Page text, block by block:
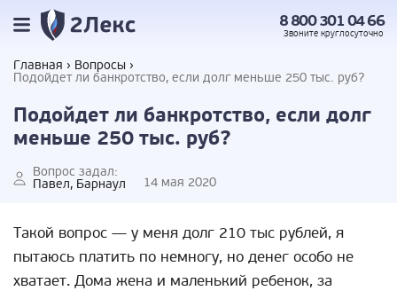
8 800 301 04 66
Звоните круглосуточно
Главная
Вопросы
Подойдет ли банкротство, если долг меньше 250 тыс. руб?
Подойдет ли банкротство, если долг
меньше 250 тыс. руб?
Вопрос задал:
Павел, Барнаул
14 мая 2020
Такой вопрос — у меня долг 210 тыс рублей, я
пытаюсь платить по немногу, но денег особо не
хватает. Дома жена и маленький ребенок, за